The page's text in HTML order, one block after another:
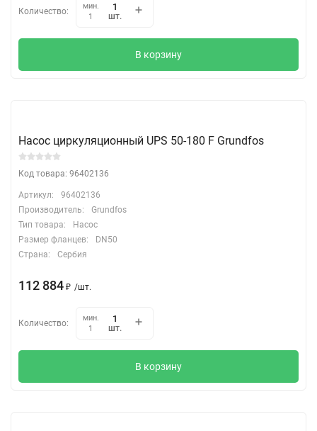
Количество:
мин.
1
шт.
В корзину
Насос циркуляционный UPS 50-180 F Grundfos
Код товара: 96402136
Артикул:
96402136
Производитель:
Grundfos
Тип товара:
Насос
Размер фланцев:
DN50
Страна:
Сербия
112 884 ₽ /шт.
Количество:
мин.
1
шт.
В корзину